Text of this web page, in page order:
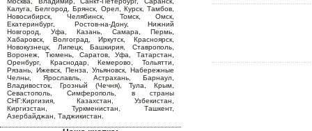
Калуга, Белгород, Брянск, Орел, Курск, Тамбов,
Новосибирск, Челябинск, Томск, Омск,
Екатеринбург, Ростов-на-Дону, Нижний
Новгород, Уфа, Казань, Самара, Пермь,
Хабаровск, Волгоград, Иркутск, Красноярск,
Новокузнецк, Липецк, Башкирия, Ставрополь,
Воронеж, Тюмень, Саратов, Уфа, Татарстан,
Оренбург, Краснодар, Кемерово, Тольятти,
Рязань, Ижевск, Пенза, Ульяновск, Набережные
Челны, Ярославль, Астрахань, Барнаул,
Владивосток, Грозный (Чечня), Тула, Крым,
Севастополь, Симферополь, в страны
СНГ:Киргизия, Казахстан, Узбекистан,
Киргизстан, Туркменистан, Ташкент,
Азербайджан, Таджикистан.